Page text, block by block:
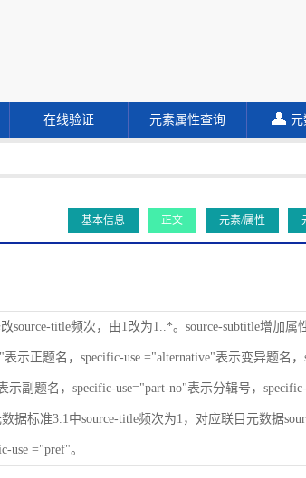
在线验证 元素属性查询 元
基本信息 正文 元素/属性
source-title频次，由1改为1..*。source-subtitle增加属
示正题名，specific-use ="alternative"表示变异题名
示副题名，specific-use="part-no"表示分辑号，
标准3.1中source-title频次为1，对应联目元数据
use ="pref"。